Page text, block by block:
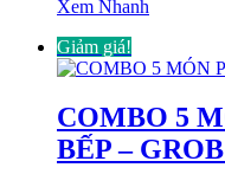
Xem Nhanh
Giảm giá!
COMBO 5
BẾP –